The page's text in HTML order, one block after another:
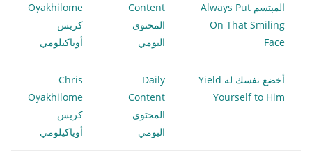
المبتسم Always Put
On That Smiling
Face
Content
المحتوى
اليومي
Oyakhilome
كريس
أوياكيلومي
أخضع نفسك له Yield
Yourself to Him
Daily
Content
المحتوى
اليومي
Chris
Oyakhilome
كريس
أوياكيلومي